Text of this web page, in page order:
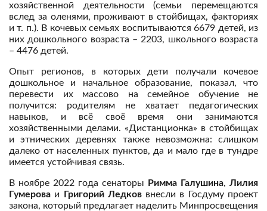
хозяйственной деятельности (семьи перемещаются
вслед за оленями, проживают в стойбищах, факториях
и т. п.). В кочевых семьях воспитываются 6679 детей, из
них дошкольного возраста – 2203, школьного возраста
– 4476 детей.
Опыт регионов, в которых дети получали кочевое
дошкольное и начальное образование, показал, что
перевести их массово на семейное обучение не
получится: родителям не хватает педагогических
навыков, и всё своё время они занимаются
хозяйственными делами. «Дистанционка» в стойбищах
и этнических деревнях также невозможна: слишком
далеко от населенных пунктов, да и мало где в тундре
имеется устойчивая связь.
В ноябре 2022 года сенаторы Римма Галушина, Лилия
Гумерова и Григорий Ледковвнесли в Госдуму проект
закона, который предлагает наделить Минпросвещения